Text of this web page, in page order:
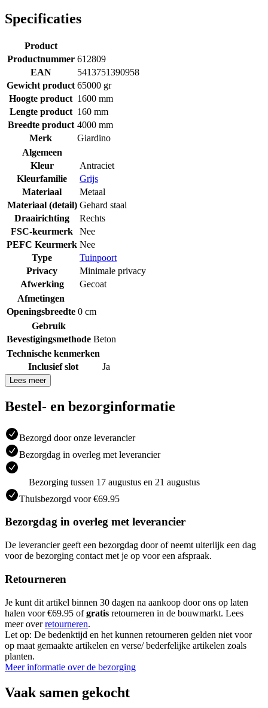
Specificaties
Product
Productnummer 612809
EAN
5413751390958
Gewicht product 65000 gr
Hoogte product 1600 mm
Lengte product 160 mm
Breedte product 4000 mm
Merk
Giardino
Algemeen
Kleur
Antraciet
Kleurfamilie
Grijs
Materiaal
Metaal
Materiaal (detail) Gehard staal
Draairichting
Rechts
FSC-keurmerk
Nee
PEFC Keurmerk Nee
Type
Tuinpoort
Privacy
Minimale privacy
Afwerking
Gecoat
Afmetingen
Openingsbreedte 0 cm
Gebruik
Bevestigingsmethode Beton
Technische kenmerken
Inclusief slot
Ja
Lees meer
Bestel- en bezorginformatie
Bezorgd door onze leverancier
Bezorgdag in overleg met leverancier
Bezorging tussen 17 augustus en 21 augustus
Thuisbezorgd voor €69.95
Bezorgdag in overleg met leverancier
De leverancier geeft een bezorgdag door of neemt uiterlijk een dag
voor de bezorging contact met je op voor een afspraak.
Retourneren
Je kunt dit artikel binnen 30 dagen na aankoop door ons op laten
halen voor €69.95 ofgratis retourneren in de bouwmarkt. Lees
meer overretourneren.
Let op: De bedenktijd en het kunnen retourneren gelden niet voor
op maat gemaakte artikelen en verse/ bederfelijke artikelen zoals
planten.
Meer informatie over de bezorging
Vaak samen gekocht